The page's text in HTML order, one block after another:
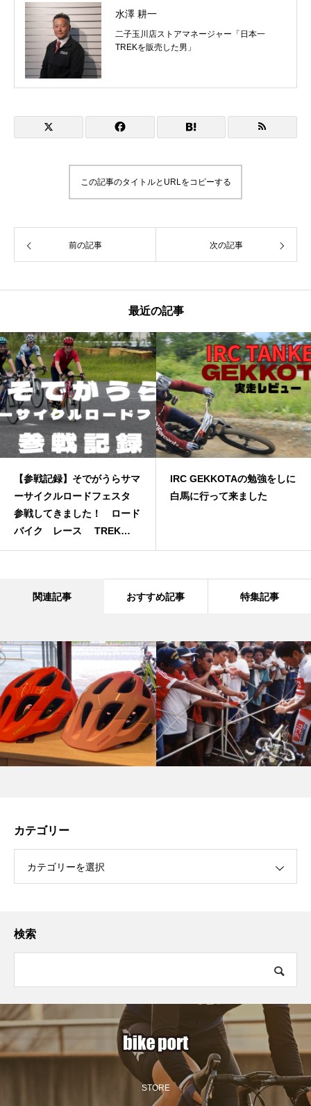
水澤 耕一
二子玉川店ストアマネージャー「日本一
TREKを販売した男」
この記事のタイトルとURLをコピーする
前の記事 次の記事
最近の記事
【参戦記録】そでがうらサマ
ーサイクルロードフェスタ
参戦してきました！ ロード
バイク レース TREK
GIANT
IRC GEKKOTAの勉強をしに
白馬に行って来ました
関連記事 おすすめ記事 特集記事
カテゴリー
カテゴリーを選択
検索
STORE